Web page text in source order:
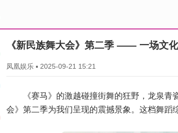
《新民族舞大会》第二季 —— 一场文
凤凰娱乐▪ 2025-09-21 15:21
《赛马》的激越碰撞街舞的狂野，龙泉
会》第二季为我们呈现的震撼景象。这档舞蹈